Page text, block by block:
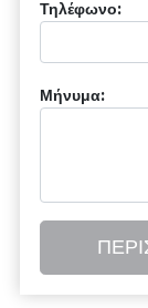
Τηλέφωνο:
Μήνυμα: